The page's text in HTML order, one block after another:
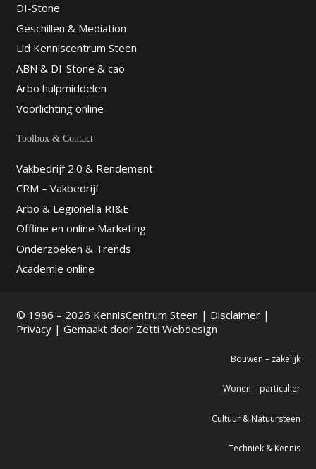
DI-Stone
Geschillen & Mediation
Lid Kenniscentrum Steen
ABN & DI-Stone & cao
Arbo hulpmiddelen
Voorlichting online
Toolbox & Contact
Vakbedrijf 2.0 & Rendement
CRM – Vakbedrijf
Arbo & Legionella RI&E
Offline en online Marketing
Onderzoeken & Trends
Academie online
© 1986 – 2026 KennisCentrum Steen | Disclaimer|
Privacy| Gemaakt door Zetti Webdesign
Bouwen – zakelijk
Wonen – particulier
Cultuur & Natuursteen
Techniek & Kennis